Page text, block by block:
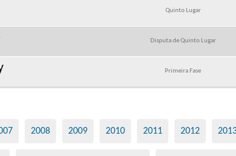
Quinto Lugar
Disputa de Quinto Lugar
Primeira Fase
2008 2009 2010 2011 2012